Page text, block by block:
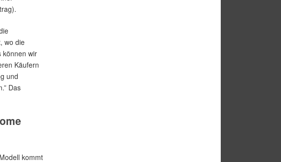
wo die
können wir
Käufern
und
Das
kommt